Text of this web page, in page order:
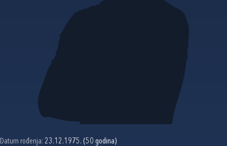
Datum rođenja: 23.12.1975. (50 godina)